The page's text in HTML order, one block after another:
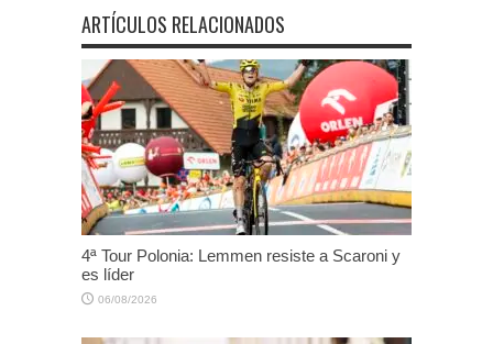
ARTÍCULOS RELACIONADOS
4ª Tour Polonia: Lemmen resiste a Scaroni y
es líder
06/08/2026